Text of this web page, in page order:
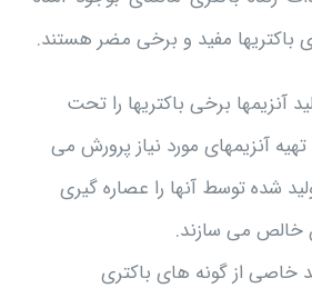
باکتریها مفید و برخی مضر هستند.
آنزیمها برخی باکتریها را تحت
آنزیمهای مورد نیاز پرورش می
شده توسط آنها را عصاره گیری
خالص می سازند.
خاصی از گونه های باکتری